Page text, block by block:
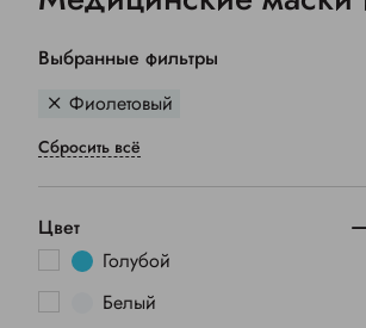
Выбранные фильтры
Фиолетовый
Сбросить всё
Цвет
Голубой
Белый